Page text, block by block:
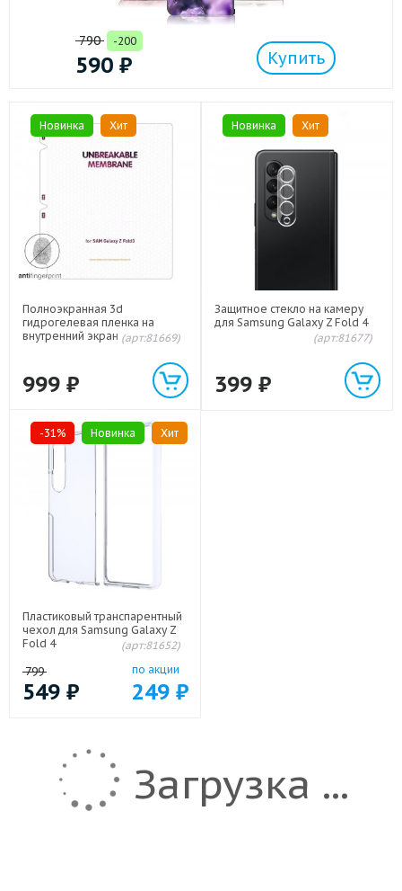
790 -200
590 ₽ Купить
Новинка Хит
Полноэкранная 3d
гидрогелевая пленка на
внутренний экран для(арт:81669)
999 ₽
Новинка Хит
Защитное стекло на камеру
для Samsung Galaxy Z Fold 4
(арт:81677)
399 ₽
-31% Новинка Хит
Пластиковый транспарентный
чехол для Samsung Galaxy Z
Fold 4
(арт:81652)
799
549 ₽
по акции
249 ₽
Загрузка ...